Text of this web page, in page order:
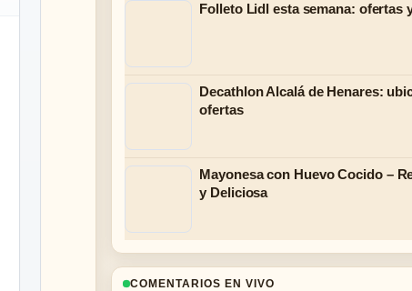
Folleto Lidl esta semana: ofertas
Decathlon Alcalá de Henares:
ofertas
Mayonesa con Huevo Cocido –
y Deliciosa
COMENTARIOS EN VIVO